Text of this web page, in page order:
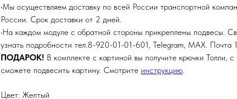
•Мы осуществляем доставку по всей России транспортной
России. Срок доставки от 2 дней.
•На каждом модуле с обратной стороны прикреплены подвесы.
узнать подробности тел.8-920-01-01-601, Telegram, MAX. Почта
ПОДАРОК! В комплекте с картиной вы получите крючки Толли,
сможете подвесить картину. Смотрите инструкцию
Цвет: Желтый